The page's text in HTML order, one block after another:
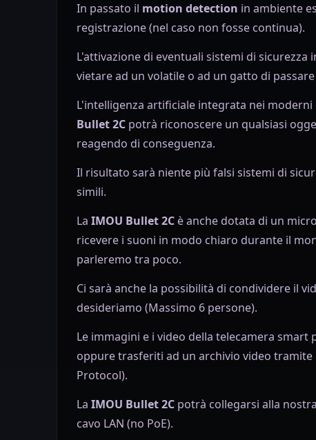
In passato il motion detection in ambiente
registrazione (nel caso non fosse continua).
L'attivazione di eventuali sistemi di
vietare ad un volatile o ad un gatto di
L'intelligenza artificiale integrata nei
Bullet 2C potrà riconoscere un qualsiasi
reagendo di conseguenza.
Il risultato sarà niente più falsi sistemi di
simili.
La IMOU Bullet 2C è anche dotata di un
ricevere i suoni in modo chiaro durante il
parleremo tra poco.
Ci sarà anche la possibilità di condividere il
desideriamo (Massimo 6 persone).
Le immagini e i video della telecamera smart
oppure trasferiti ad un archivio video
Protocol).
La IMOU Bullet 2C potrà collegarsi alla
cavo LAN (no PoE).